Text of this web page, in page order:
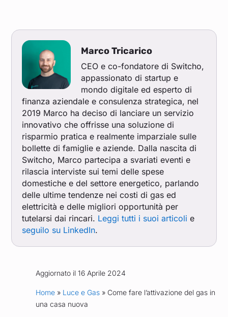
Marco Tricarico
CEO e co-fondatore di Switcho,
appassionato di startup e
mondo digitale ed esperto di
finanza aziendale e consulenza strategica, nel
2019 Marco ha deciso di lanciare un servizio
innovativo che offrisse una soluzione di
risparmio pratica e realmente imparziale sulle
bollette di famiglie e aziende. Dalla nascita di
Switcho, Marco partecipa a svariati eventi e
rilascia interviste sui temi delle spese
domestiche e del settore energetico, parlando
delle ultime tendenze nei costi di gas ed
elettricità e delle migliori opportunità per
tutelarsi dai rincari. Leggi tutti i suoi articoli e
seguilo su LinkedIn.
Aggiornato il 16 Aprile 2024
Home» Luce e Gas» Come fare l’attivazione del gas in
una casa nuova